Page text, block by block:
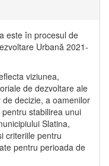
este în procesul de
Urbană 2021‐
viziunea,
de dezvoltare ale
decizie, a oamenilor
stabilirea unui
Slatina,
criteriile pentru
pentru perioada de